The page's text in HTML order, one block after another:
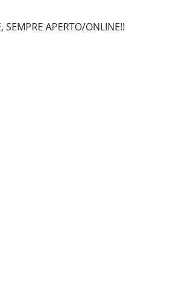
SEMPRE APERTO/ONLINE!!